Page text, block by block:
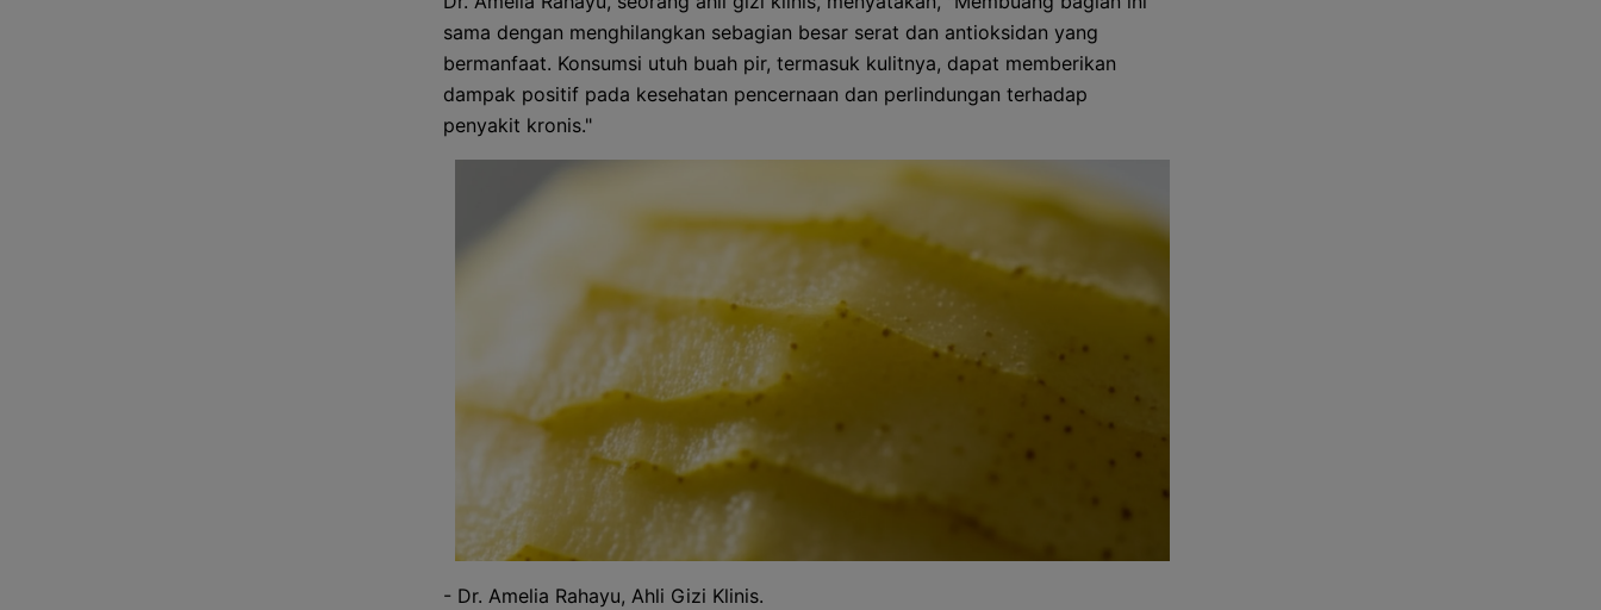
sama dengan menghilangkan sebagian besar serat dan antioksidan yang
bermanfaat. Konsumsi utuh buah pir, termasuk kulitnya, dapat memberikan
dampak positif pada kesehatan pencernaan dan perlindungan terhadap
penyakit kronis."
- Dr. Amelia Rahayu, Ahli Gizi Klinis.